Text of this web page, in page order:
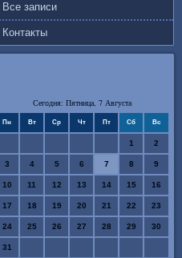
Все записи
Контакты
Сегодня: Пятница, 7 Августа
Пн Вт Ср Чт Пт Сб Вс
1 2
3 4 5 6 7 8 9
10 11 12 13 14 15 16
17 18 19 20 21 22 23
24 25 26 27 28 29 30
31